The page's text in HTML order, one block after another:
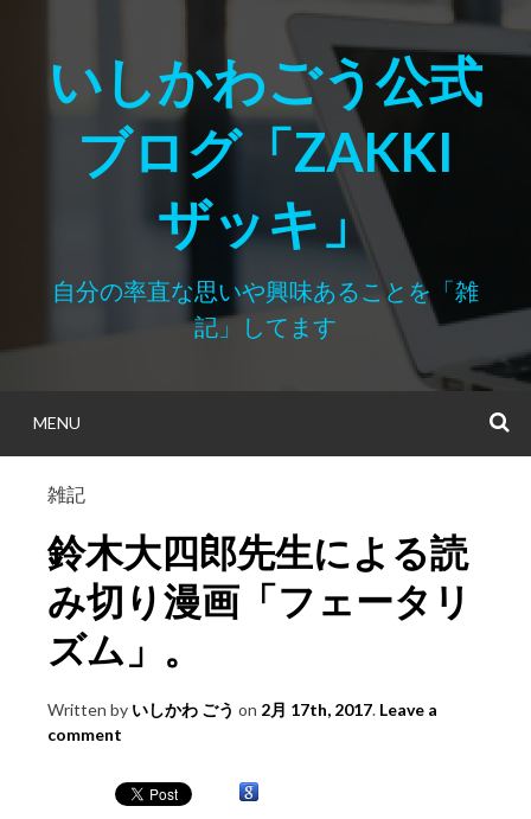
contentいしかわごう公式
ブログ「ZAKKI
ザッキ」
自分の率直な思いや興味あることを「雑
記」してます
MENU
雑記
鈴木大四郎先生による読
み切り漫画「フェータリ
ズム」。
Written by いしかわ ごう on 2月 17th, 2017. Leave a
comment